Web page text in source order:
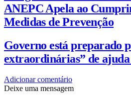
ANEPC Apela ao
Medidas de Prevenção
Governo está preparado
extraordinárias” de ajuda
Adicionar comentário
Deixe uma mensagem